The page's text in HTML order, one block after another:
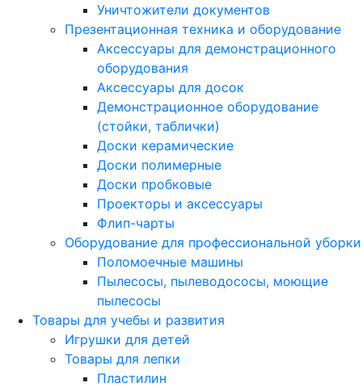
Уничтожители документов
Презентационная техника и оборудование
Аксессуары для демонстрационного
оборудования
Аксессуары для досок
Демонстрационное оборудование
(стойки, таблички)
Доски керамические
Доски полимерные
Доски пробковые
Проекторы и аксессуары
Флип-чарты
Оборудование для профессиональной уборки
Поломоечные машины
Пылесосы, пылеводососы, моющие
пылесосы
Товары для учебы и развития
Игрушки для детей
Товары для лепки
Пластилин